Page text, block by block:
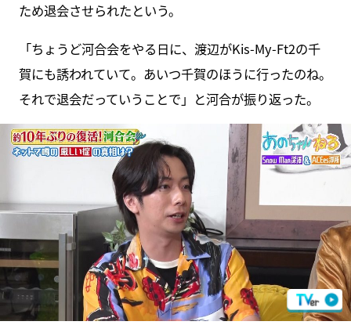
ため退会させられたという。
「ちょうど河合会をやる日に、渡辺がKis-My-Ft2の千
賀にも誘われていて。あいつ千賀のほうに行ったのね。
それで退会だっていうことで」と河合が振り返った。